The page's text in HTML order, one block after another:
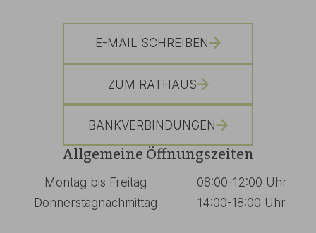
E-MAIL SCHREIBEN
ZUM RATHAUS
BANKVERBINDUNGEN
Allgemeine Öffnungszeiten
Montag bis Freitag
08:00-12:00 Uhr
Donnerstagnachmittag
14:00-18:00 Uhr